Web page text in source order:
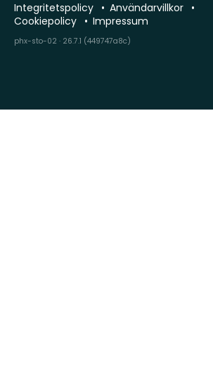
Integritetspolicy
Användarvillkor
Cookiepolicy
Impressum
phx-sto-02 · 26.7.1 (449747a8c)